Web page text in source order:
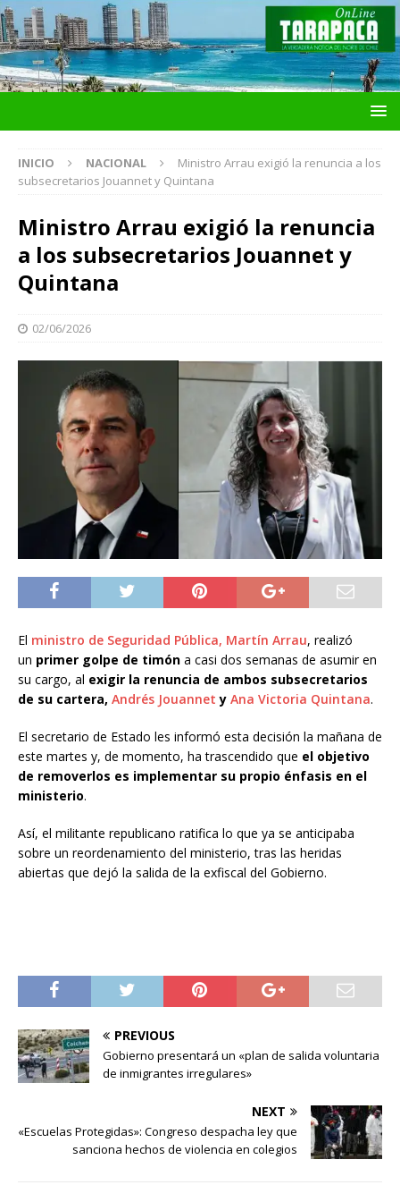
INICIO NACIONAL
Ministro Arrau exigió la renuncia a los
subsecretarios Jouannet y Quintana
Ministro Arrau exigió la renuncia
a los subsecretarios Jouannet y
Quintana
02/06/2026
El ministro de Seguridad Pública, Martín Arrau, realizó
un primer golpe de timón a casi dos semanas de asumir en
su cargo, al exigir la renuncia de ambos subsecretarios
de su cartera, Andrés Jouannet y Ana Victoria Quintana.
El secretario de Estado les informó esta decisión la mañana de
este martes y, de momento, ha trascendido que el objetivo
de removerlos es implementar su propio énfasis en el
ministerio.
Así, el militante republicano ratifica lo que ya se anticipaba
sobre un reordenamiento del ministerio, tras las heridas
abiertas que dejó la salida de la exfiscal del Gobierno.
PREVIOUS
Gobierno presentará un «plan de salida voluntaria
de inmigrantes irregulares»
NEXT
«Escuelas Protegidas»: Congreso despacha ley que
sanciona hechos de violencia en colegios